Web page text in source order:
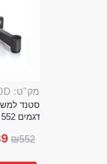
מק"ט: ST290D
סטנד
דגמים 552 , 1090
₪552